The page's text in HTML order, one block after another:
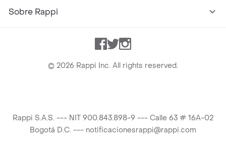
Sobre Rappi
Facebook
TwitterInstagram
© 2026 Rappi Inc. All rights reserved.
Rappi S.A.S. --- NIT 900.843.898-9 --- Calle 63 # 16A-02
Bogotá D.C. --- notificacionesrappi@rappi.com